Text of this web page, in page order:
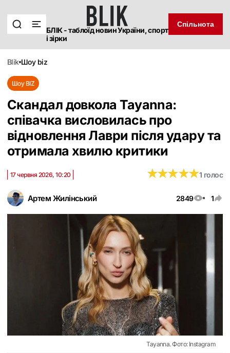
БЛІК - таблоїд новин України, спорт
і зірки
Спільнота
blik шоу biz
Шоу BIZ
Скандал довкола Tayanna:
співачка висловилась про
відновлення Лаври після удару та
отримала хвилю критики
Артем Жилінський 2849 1
17 червня 2026, 10:20 ★★★★★
★★★★★1 голос
Tayanna. Фото: Instagram